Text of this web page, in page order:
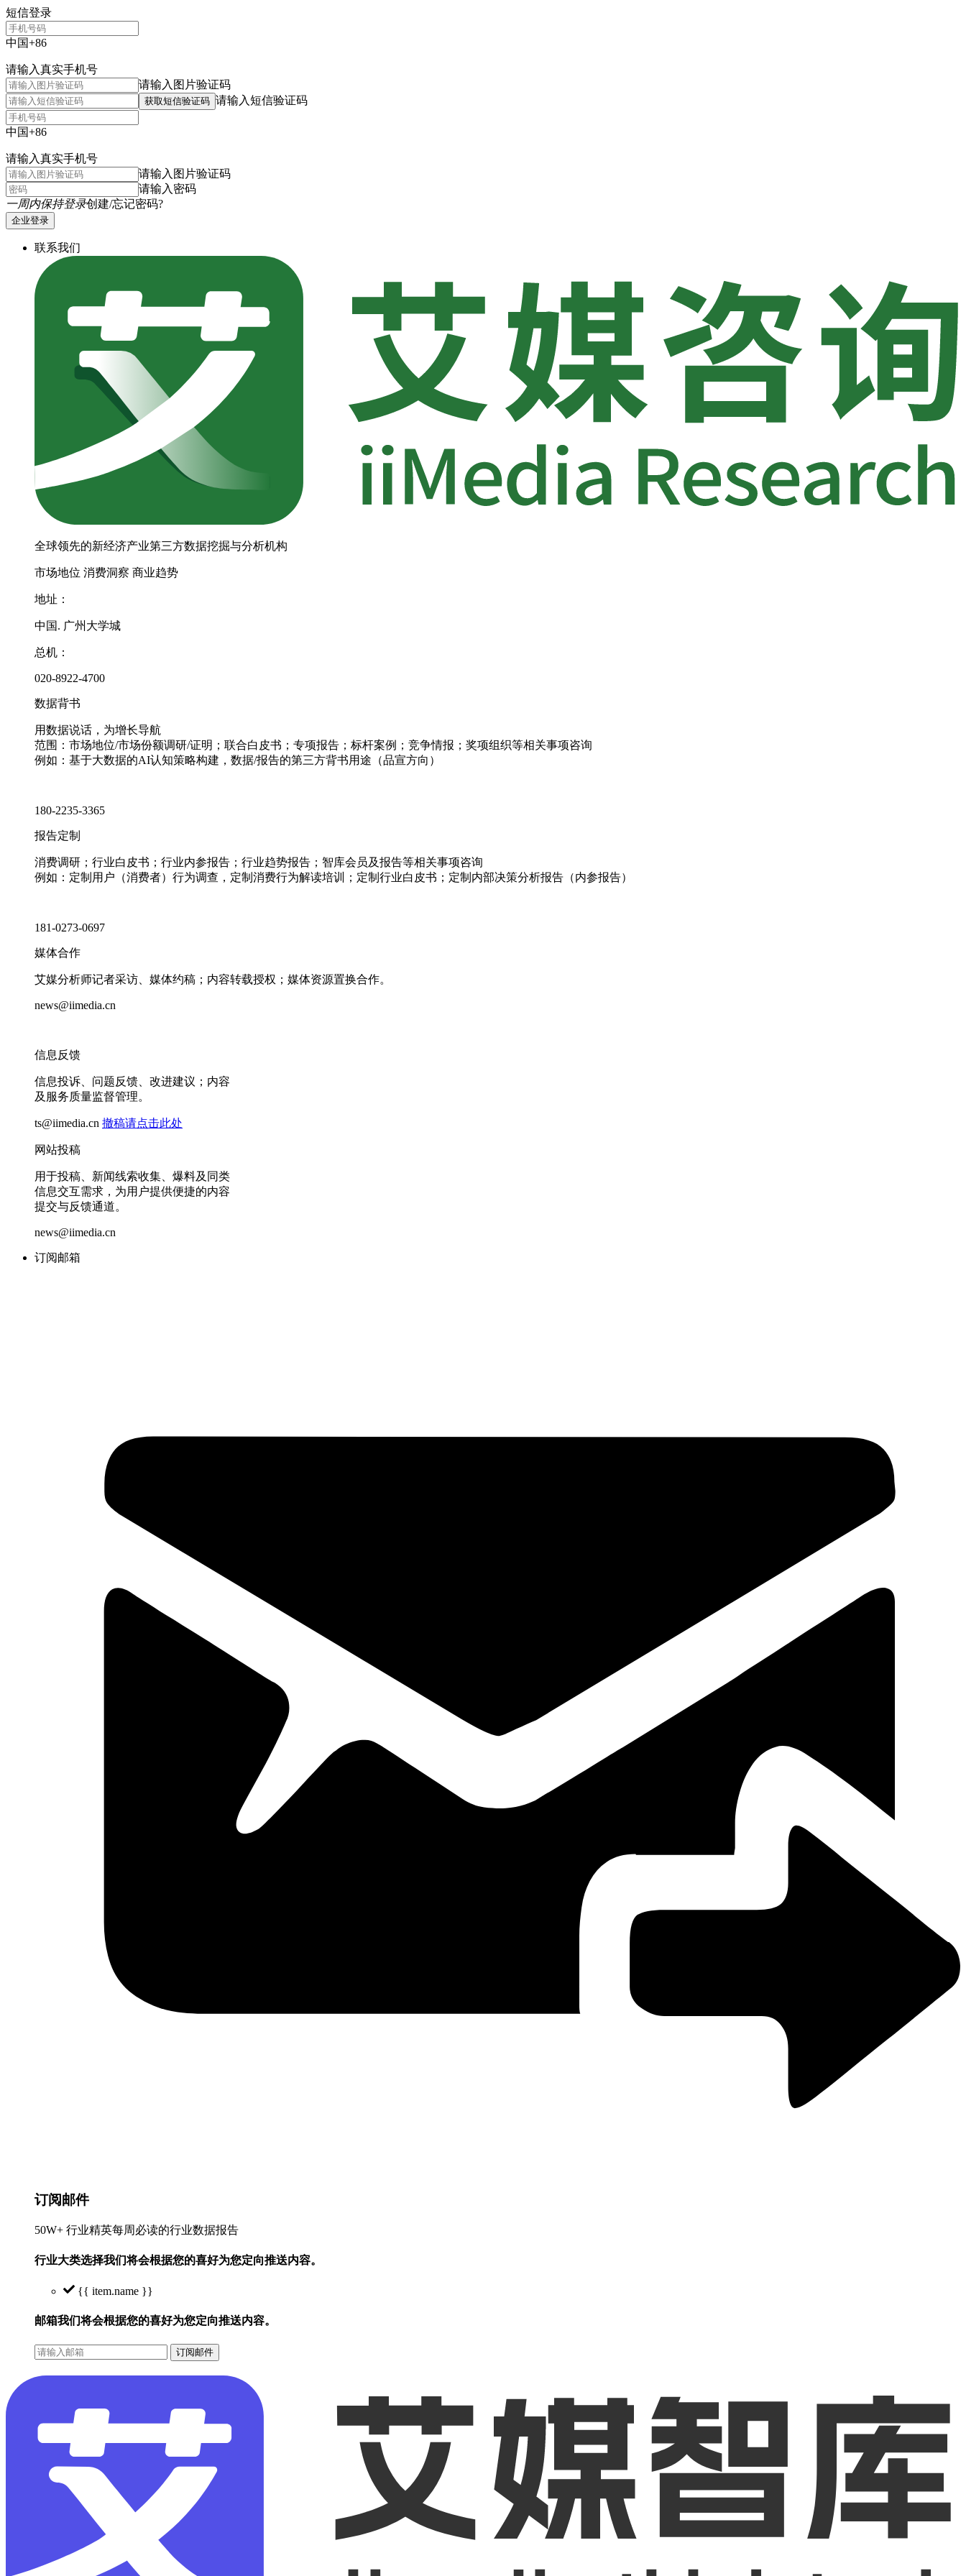
短信登录
中国+86
请输入真实手机号
请输入图片验证码
获取短信验证码 请输入短信验证码
中国+86
请输入真实手机号
请输入图片验证码
请输入密码
一周内保持登录创建/忘记密码?
企业登录
联系我们
全球领先的新经济产业第三方数据挖掘与分析机构
市场地位 消费洞察 商业趋势
地址：
中国. 广州大学城
总机：
020-8922-4700
数据背书
用数据说话，为增长导航
范围：市场地位/市场份额调研/证明；联合白皮书；专项报告；标杆案例；竞争情报；奖项组织等相关事项咨询
例如：基于大数据的AI认知策略构建，数据/报告的第三方背书用途（品宣方向）
180-2235-3365
报告定制
消费调研；行业白皮书；行业内参报告；行业趋势报告；智库会员及报告等相关事项咨询
例如：定制用户（消费者）行为调查，定制消费行为解读培训；定制行业白皮书；定制内部决策分析报告（内参报告）
181-0273-0697
媒体合作
艾媒分析师记者采访、媒体约稿；内容转载授权；媒体资源置换合作。
news@iimedia.cn
信息反馈
信息投诉、问题反馈、改进建议；内容
及服务质量监督管理。
ts@iimedia.cn 撤稿请点击此处
网站投稿
用于投稿、新闻线索收集、爆料及同类
信息交互需求，为用户提供便捷的内容
提交与反馈通道。
news@iimedia.cn
订阅邮箱
订阅邮件
50W+ 行业精英每周必读的行业数据报告
行业大类选择我们将会根据您的喜好为您定向推送内容。
{{ item.name }}
邮箱我们将会根据您的喜好为您定向推送内容。
订阅邮件